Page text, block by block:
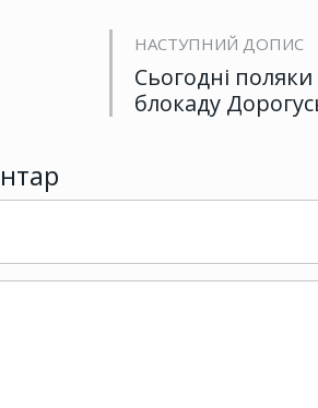
НАСТУПНИЙ ДОПИС
Сьогодні
блокаду